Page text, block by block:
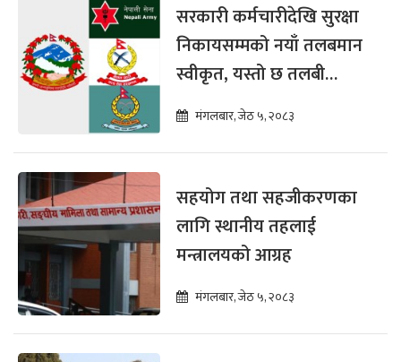
सरकारी कर्मचारीदेखि सुरक्षा
निकायसम्मको नयाँ तलबमान
स्वीकृत, यस्तो छ तलबी
विवरणमंगलबार, जेठ ५, २०८३
सहयोग तथा सहजीकरणका
लागि स्थानीय तहलाई
मन्त्रालयको आग्रह
मंगलबार, जेठ ५, २०८३